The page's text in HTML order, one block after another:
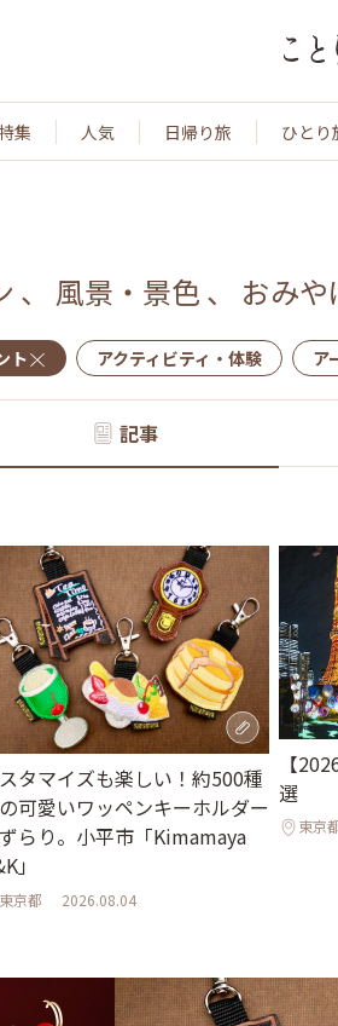
集 人気 日帰り旅 ひとり
、 風景・景色 、 おみや
ト アクティビティ・体験 ア
記事
タマイズも楽しい！約500種
可愛いワッペンキーホルダー
らり。小平市「Kimamaya
」
東京都 2026.08.04
【
選
東京